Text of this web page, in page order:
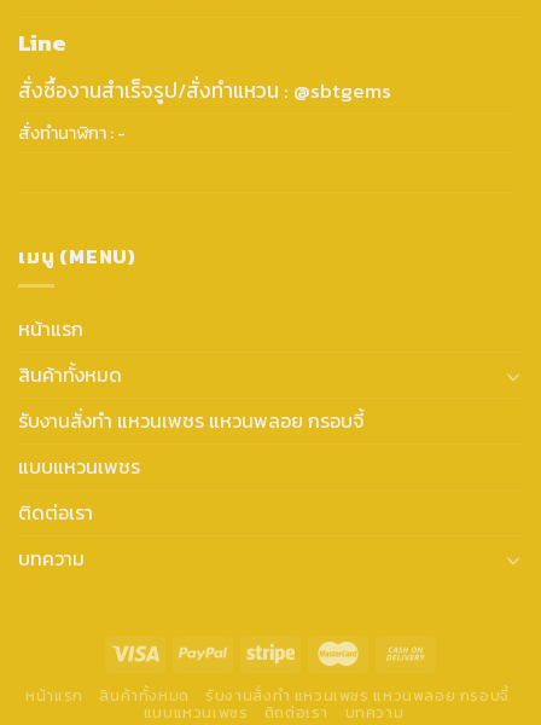
Line
สั่งซื้องานสำเร็จรูป/สั่งทำแหวน : @sbtgems
สั่งทำนาฬิกา : -
เมนู (MENU)
หน้าแรก
สินค้าทั้งหมด
รับงานสั่งทำ แหวนเพชร แหวนพลอย กรอบจี้
แบบแหวนเพชร
ติดต่อเรา
บทความ
หน้าแรก สินค้าทั้งหมด รับงานสั่งทำ แหวนเพชร แหวนพลอย กรอบจี้
แบบแหวนเพชร ติดต่อเรา บทความ